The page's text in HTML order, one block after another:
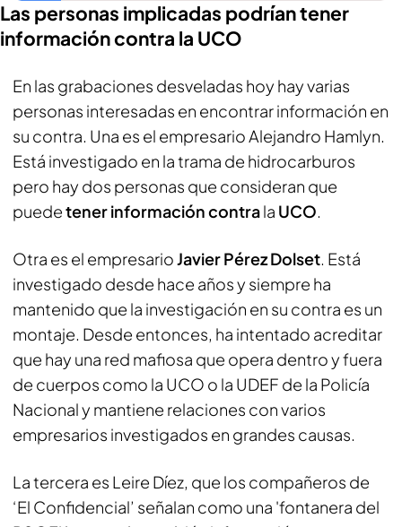
Las personas implicadas podrían tener
información contra la UCO
En las grabaciones desveladas hoy hay varias
personas interesadas en encontrar información en
su contra. Una es el empresario Alejandro Hamlyn.
Está investigado en la trama de hidrocarburos
pero hay dos personas que consideran que
puedetener informacióncontrala UCO.
Otra es el empresarioJavier Pérez Dolset. Está
investigado desde hace años y siempre ha
mantenido que la investigación en su contra es un
montaje. Desde entonces, ha intentado acreditar
que hay una red mafiosa que opera dentro y fuera
de cuerpos como la UCO o la UDEF de la Policía
Nacional y mantiene relaciones con varios
empresarios investigados en grandes causas.
La tercera es Leire Díez, que los compañeros de
‘El Confidencial’ señalan como una 'fontanera del